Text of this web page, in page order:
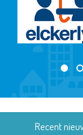
Recent